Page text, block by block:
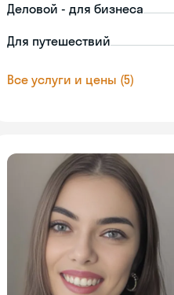
Деловой - для бизнеса
Для путешествий
Все услуги и цены (5)